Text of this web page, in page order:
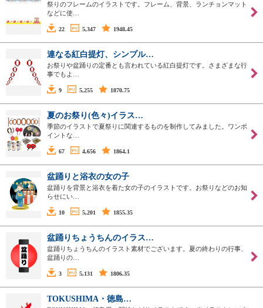
祭りのフレームのイラストです。フレーム、背景、ランチョンマット
などに使…
22 5,347 1948.45
連なる紅白提灯、シンプル…
お祭りや盆踊りの定番とも言われている紅白提灯です。さまざまな行
事でもよ…
9 5,255 1870.75
夏のお祭り(色々)イラス…
季節のイラストで夏祭りに関連するものを制作してみました。ワンポ
イントな…
67 4,656 1864.1
盆踊りと浴衣の女の子
盆踊りを背景と浴衣を着た女の子のイラストです。お祭りなどのお知
らせにい…
10 5,201 1855.35
盆踊りちょうちんのイラス…
盆踊りちょうちんのイラスト素材でございます。夏の終わりの行事、
盆踊りの…
3 5,131 1806.35
TOKUSHIMA・徳島…